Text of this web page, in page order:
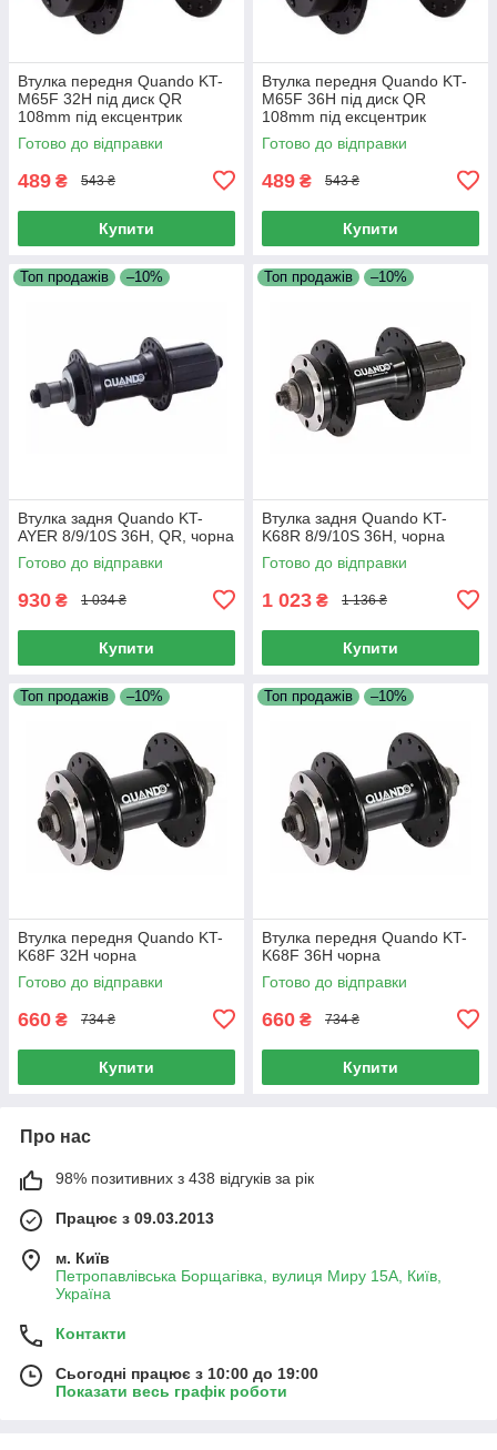
Втулка передня Quando KT-
M65F 32H під диск QR
108mm під ексцентрик
сталева чорна
Готово до відправки
489 ₴ 543 ₴
Купити
Втулка передня Quando KT-
M65F 36H під диск QR
108mm під ексцентрик
сталевий чорний
Готово до відправки
489 ₴ 543 ₴
Купити
Топ продажів –10%
Втулка задня Quando KT-
AYER 8/9/10S 36H, QR, чорна
Готово до відправки
930 ₴ 1 034 ₴
Купити
Топ продажів –10%
Втулка задня Quando KT-
K68R 8/9/10S 36H, чорна
Готово до відправки
1 023 ₴ 1 136 ₴
Купити
Топ продажів –10%
Втулка передня Quando KT-
K68F 32H чорна
Готово до відправки
660 ₴ 734 ₴
Купити
Топ продажів –10%
Втулка передня Quando KT-
K68F 36H чорна
Готово до відправки
660 ₴ 734 ₴
Купити
Про нас
98% позитивних з 438 відгуків за рік
Працює з 09.03.2013
м. Київ
Петропавлівська Борщагівка, вулиця Миру 15А, Київ,
Україна
Контакти
Сьогодні працює з 10:00 до 19:00
Показати весь графік роботи